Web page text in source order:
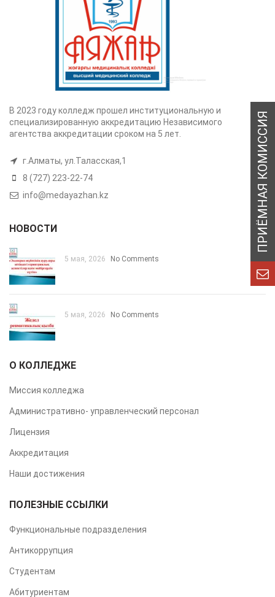
В 2023 году колледж прошел институциональную и
специализированную аккредитацию Независимого
агентства аккредитации сроком на 5 лет.
г.Алматы, ул.Таласская,1
8 (727) 223-22-74
info@medayazhan.kz
НОВОСТИ
5 мая, 2026 No Comments
5 мая, 2026 No Comments
О КОЛЛЕДЖЕ
Миссия колледжа
Административно- управленческий персонал
Лицензия
Аккредитация
Наши достижения
ПОЛЕЗНЫЕ ССЫЛКИ
Функциональные подразделения
Антикоррупция
Студентам
Абитуриентам